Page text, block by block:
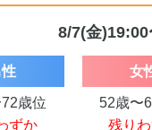
8/7(金
歳位
ずか
女
52歳〜
残り